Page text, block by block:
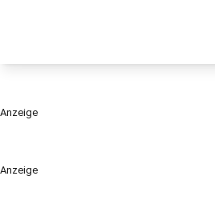
Anzeige
Anzeige